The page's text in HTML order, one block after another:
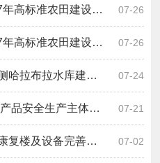
07-26
标段无拖欠农民工工资情况公示
07-26
标段无拖欠农民工工资情况公示
07-24
目原指挥所办公房屋招租公告
07-21
体风险分级动态管理公示
07-02
－施工）工程总承包无拖欠农民工工资情况公示